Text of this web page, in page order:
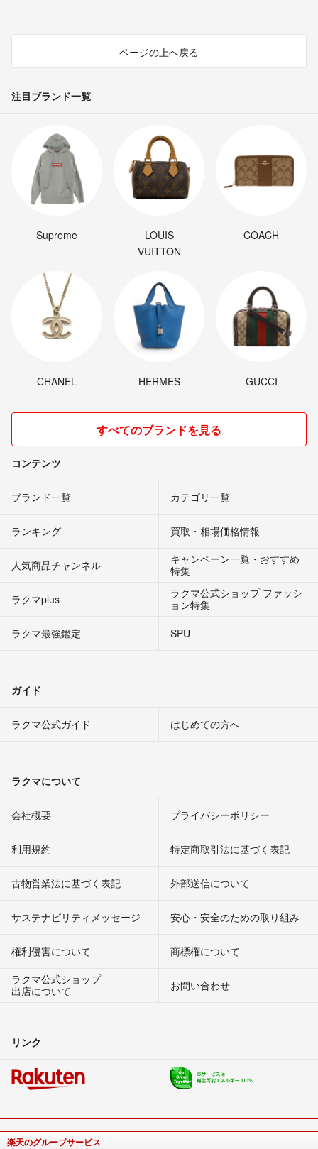
ページの上へ戻る
注目ブランド一覧
Supreme
LOUIS
VUITTON
COACH
CHANEL HERMES GUCCI
すべてのブランドを見る
コンテンツ
ブランド一覧 カテゴリ一覧
ランキング 買取・相場価格情報
人気商品チャンネル
キャンペーン一覧・おすすめ
特集
ラクマplus
ラクマ公式ショップ ファッシ
ョン特集
ラクマ最強鑑定
SPU
ガイド
ラクマ公式ガイド はじめての方へ
ラクマについて
会社概要 プライバシーポリシー
利用規約 特定商取引法に基づく表記
古物営業法に基づく表記 外部送信について
サステナビリティメッセージ 安心・安全のための取り組み
権利侵害について
商標権について
ラクマ公式ショップ
出店について
お問い合わせ
リンク
楽天のグループサービス